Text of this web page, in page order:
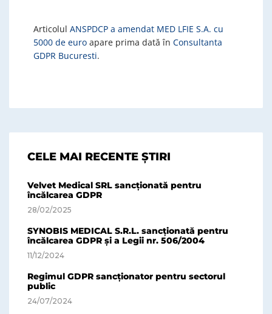
Articolul ANSPDCP a amendat MED LFIE S.A. cu
5000 de euro apare prima dată în Consultanta
GDPR Bucuresti.
CELE MAI RECENTE ȘTIRI
Velvet Medical SRL sancționată pentru
încălcarea GDPR
28/02/2025
SYNOBIS MEDICAL S.R.L. sancționată pentru
încălcarea GDPR și a Legii nr. 506/2004
11/12/2024
Regimul GDPR sancționator pentru sectorul
public
24/07/2024